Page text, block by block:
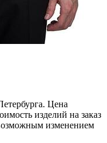
Цена
изделий на заказ
изменением